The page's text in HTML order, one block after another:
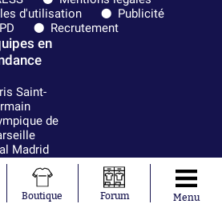
d'utilisation
Publicité
Recrutement
en
Saint-
de
Madrid
Monaco
Boutique Forum Menu